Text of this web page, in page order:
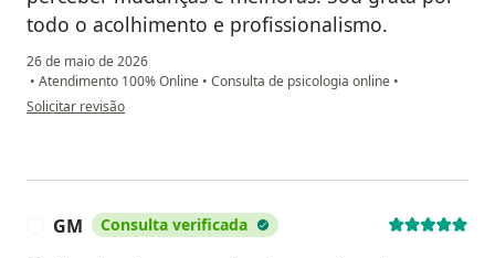
todo o acolhimento e profissionalismo.
26 de maio de 2026
• Atendimento 100% Online • Consulta de psicologia online •
na opinião do utilizador Tayná
Solicitar revisão
GM Consulta verificada